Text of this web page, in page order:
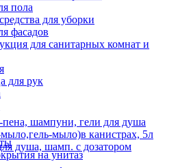
пола
для уборки
фасадов
для санитарных комнат и
для рук
на унитаз
шампуни, гели для душа
мыло)в канистрах, 5л
душа, шамп. с дозатором